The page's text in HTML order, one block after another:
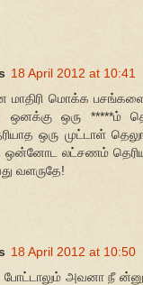
18 April 2012 at 10:41
மொக்க
ஒனக்கு ஒரு *****ம்
ஒரு முட்டாள்
ஒன்னோட லட்சணம்
வளருதே!
18 April 2012 at 10:50
அவனா நீ